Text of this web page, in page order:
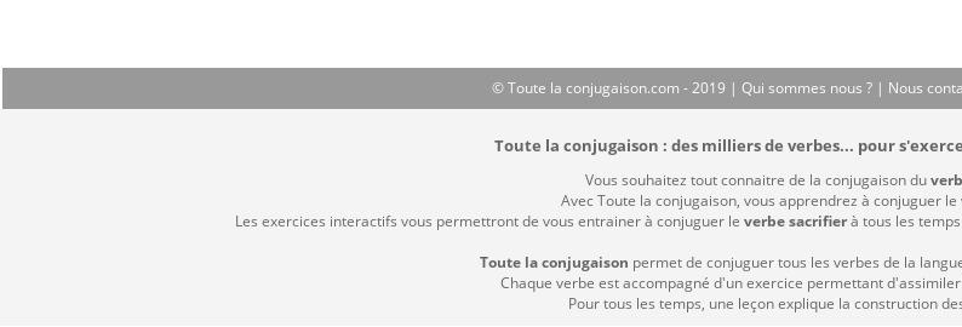
© Toute la conjugaison.com - 2019 | Qui sommes nous ? | Nous
Toute la conjugaison : des milliers de verbes... pour
Vous souhaitez tout connaitre de la conjugaison du
Avec Toute la conjugaison, vous apprendrez à conjuguer le
Les exercices interactifs vous permettront de vous entrainer à conjuguer le verbe sacrifierà tous les
Toute la conjugaison permet de conjuguer tous les verbes de la
Chaque verbe est accompagné d'un exercice permettant
Pour tous les temps, une leçon explique la construction